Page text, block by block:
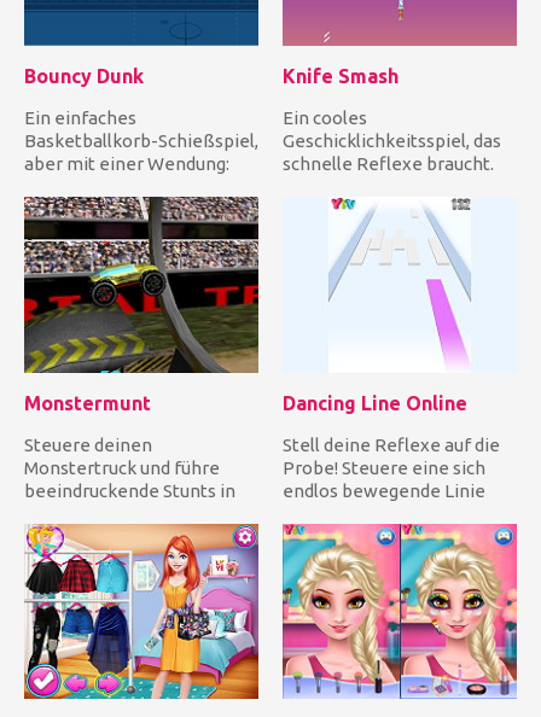
Bouncy Dunk
Ein einfaches
Basketballkorb-Schießspiel,
aber mit einer Wendung:
Bouncy...
Knife Smash
Ein cooles
Geschicklichkeitsspiel, das
schnelle Reflexe braucht.
die Frü...
Monstermunt
Steuere deinen
Monstertruck und führe
beeindruckende Stunts in
Publikum zum...
Dancing Line Online
Stell deine Reflexe auf die
Probe! Steuere eine sich
endlos bewegende Linie